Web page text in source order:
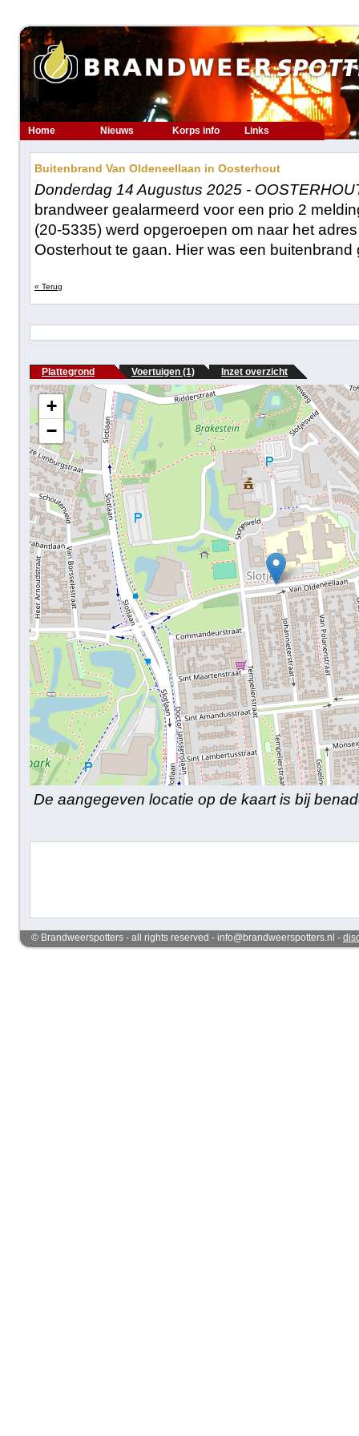
Home Nieuws Korps info Links
Buitenbrand Van Oldeneellaan in Oosterhout
Donderdag 14 Augustus 2025 -
brandweer gealarmeerd voor een prio 2
(20-5335) werd opgeroepen om naar het
Oosterhout te gaan. Hier was een buitenbrand
« Terug
Plattegrond Voertuigen (1) Inzet overzicht
+
−
De aangegeven locatie op de kaart is bij
© Brandweerspotters - all rights reserved - info@brandweerspotters.nl -